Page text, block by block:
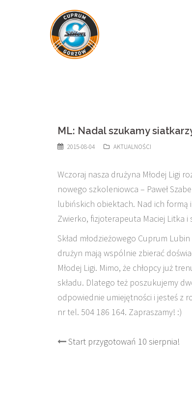
ML: Nadal szukamy
2015-08-04 AKTUALNOŚCI
Wczoraj nasza drużyna Młodej Ligi
nowego szkoleniowca – Paweł
lubińskich obiektach. Nad ich formą
Zwierko, fizjoterapeuta Maciej Litka
Skład młodzieżowego Cuprum
drużyn mają wspólnie zbierać
Młodej Ligi. Mimo, że chłopcy już
składu. Dlatego też poszukujemy
odpowiednie umiejętności i jesteś z
nr tel. 504 186 164. Zapraszamy! :)
Post
Start przygotowań 10 sierpnia!